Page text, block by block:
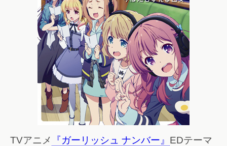
TVアニメ 『ガーリッシュ ナンバー』 EDテーマ